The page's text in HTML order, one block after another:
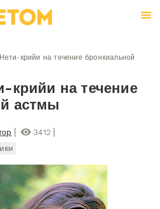
крийи на течение бронхиальной
крийи на течение
астмы
3412